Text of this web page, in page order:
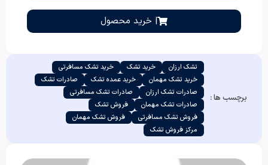
| خرید محصول
برچسب ها :
تشک ارزان خرید تشک
خرید تشک مسافرتی
خرید تشک مهمان
خرید عمده تشک
صادرات تشک
صادرات تشک ارزان
صادرات تشک مسافرتی
صادرات تشک مهمان
فروش تشک
فروش تشک مسافرتی
فروش تشک مهمان
مرکز فروش تشک